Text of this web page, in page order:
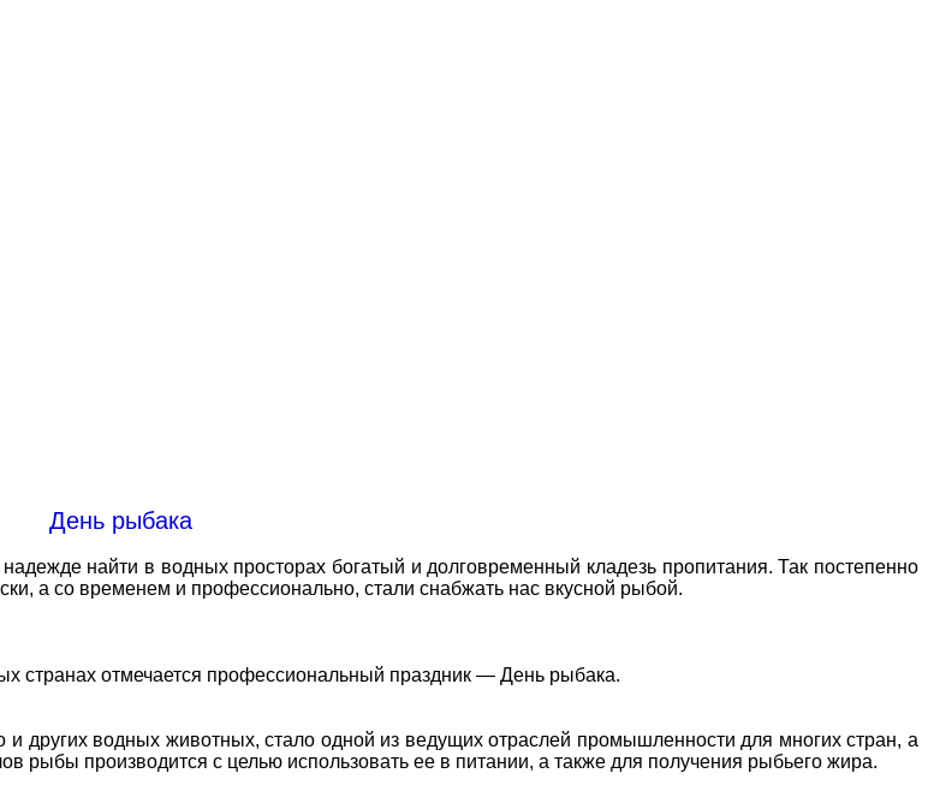
День рыбака
найти в водных просторах богатый и долговременный кладезь пропитания. Так постепенно
а со временем и профессионально, стали снабжать нас вкусной рыбой.
странах отмечается профессиональный праздник — День рыбака.
других водных животных, стало одной из ведущих отраслей промышленности для многих стран, а
рыбы производится с целью использовать ее в питании, а также для получения рыбьего жира.